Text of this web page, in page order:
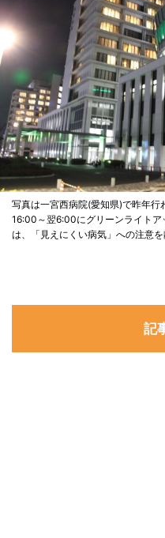
写真は一宮西病院(愛知県)で昨年
16:00～翌6:00にグリーンライト
は、「見えにくい病気」への注意を
記